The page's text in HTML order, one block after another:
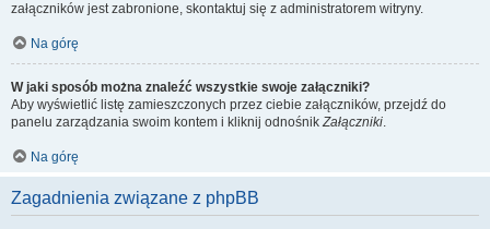
załączników jest zabronione, skontaktuj się z administratorem witryny.
Na górę
W jaki sposób można znaleźć wszystkie swoje załączniki?
Aby wyświetlić listę zamieszczonych przez ciebie załączników, przejdź do
panelu zarządzania swoim kontem i kliknij odnośnikZałączniki.
Na górę
Zagadnienia związane z phpBB